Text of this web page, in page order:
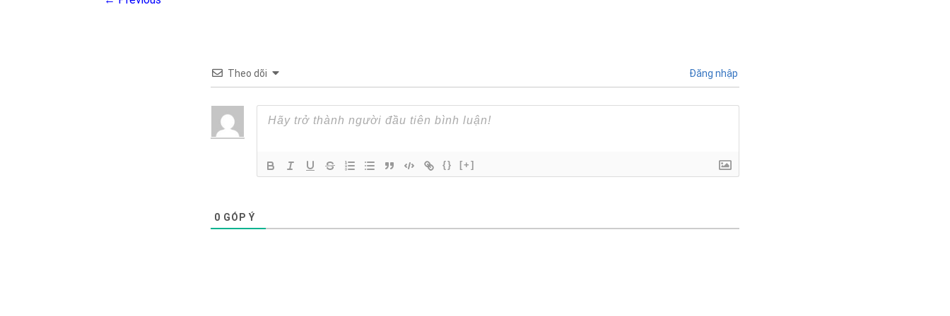
Theo dõi Đăng nhập
{} [+]
0 GÓP Ý